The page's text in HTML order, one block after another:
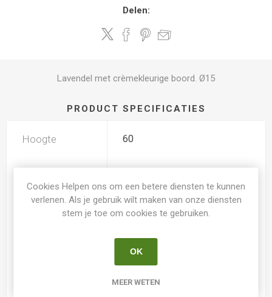
Delen:
Lavendel met crèmekleurige boord. Ø15
PRODUCT SPECIFICATIES
Hoogte 60
Dubbele bloem Nee
15.0
Juli
Cookies Helpen ons om een betere diensten te kunnen
verlenen. Als je gebruik wilt maken van onze diensten
stem je toe om cookies te gebruiken.
OK
MEER WETEN